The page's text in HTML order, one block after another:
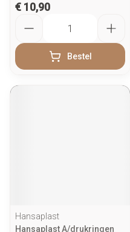
€ 10,90
Bestel
Hansaplast
Hansaplast A/drukringen